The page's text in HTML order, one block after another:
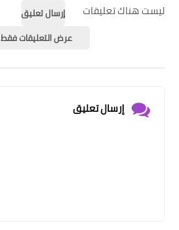
ليست هناك تعليقات
إرسال تعليق
عرض التعليقات فقط
إرسال تعليق